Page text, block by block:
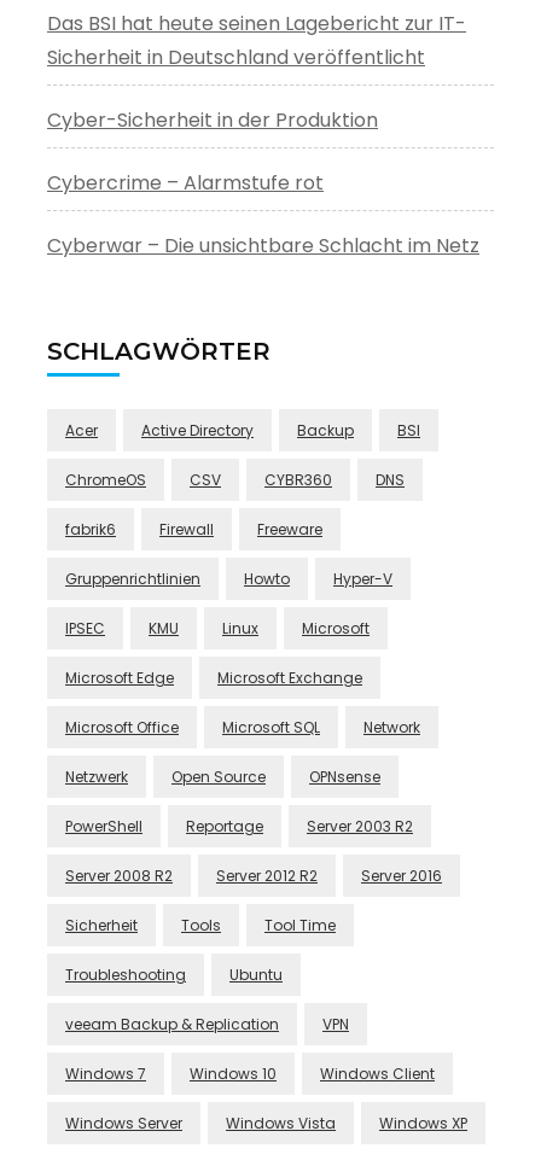
Das BSI hat heute seinen Lagebericht zur IT-
Sicherheit in Deutschland veröffentlicht
Cyber-Sicherheit in der Produktion
Cybercrime – Alarmstufe rot
Cyberwar – Die unsichtbare Schlacht im Netz
SCHLAGWÖRTER
Acer Active Directory Backup BSI
ChromeOS CSV CYBR360 DNS
fabrik6 Firewall Freeware
Gruppenrichtlinien Howto Hyper-V
IPSEC KMU Linux Microsoft
Microsoft Edge Microsoft Exchange
Microsoft Office Microsoft SQL Network
Netzwerk Open Source OPNsense
PowerShell Reportage Server 2003 R2
Server 2008 R2 Server 2012 R2 Server 2016
Sicherheit Tools Tool Time
Troubleshooting Ubuntu
veeam Backup & Replication VPN
Windows 7 Windows 10 Windows Client
Windows Server Windows Vista Windows XP